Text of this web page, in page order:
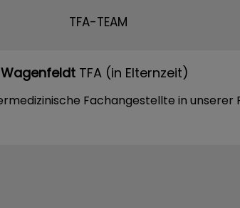
TFA-TEAM
TFA (in Elternzeit)
Fachangestellte in unserer